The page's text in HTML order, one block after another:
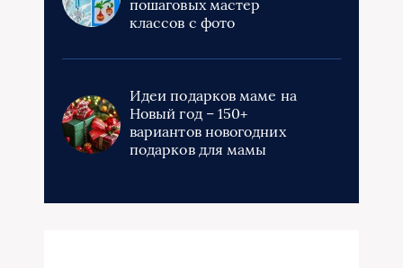
пошаговых мастер
классов с фото
Идеи подарков маме на
Новый год – 150+
вариантов новогодних
подарков для мамы